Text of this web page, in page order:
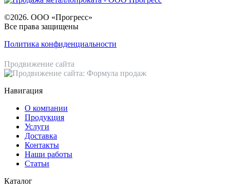
©2026. ООО «Прогресс»
Все права защищены
Политика конфиденциальности
Продвижение сайта
Навигация
О компании
Продукция
Услуги
Доставка
Контакты
Наши работы
Статьи
Каталог